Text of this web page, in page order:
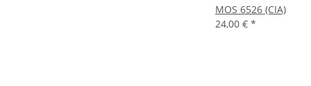
MOS 6526 (CIA)
24,00 € *